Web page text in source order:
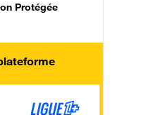
Protégée